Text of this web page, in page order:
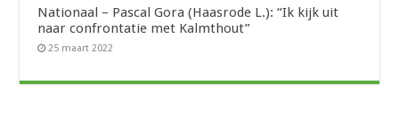
Nationaal – Pascal Gora (Haasrode L.): “Ik kijk uit
naar confrontatie met Kalmthout”
25 maart 2022